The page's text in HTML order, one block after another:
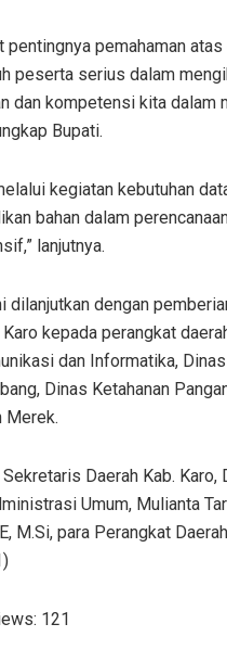
pentingnya pemahaman
peserta serius dalam
dan kompetensi kita dalam
Bupati.
kegiatan kebutuhan
bahan dalam
lanjutnya.
dilanjutkan dengan
Karo kepada perangkat
dan Informatika,
Dinas Ketahanan
Merek.
Sekretaris Daerah Kab.
Umum, Mulianta
M.Si, para Perangkat
121